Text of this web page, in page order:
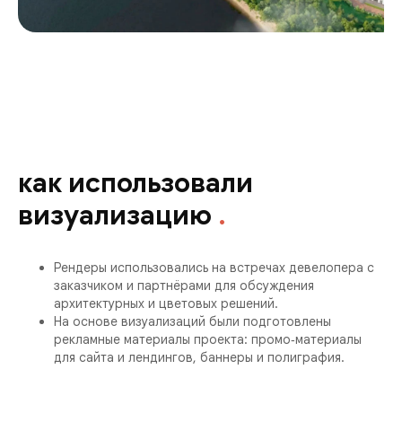
как использовали
визуализацию .
Рендеры использовались на встречах девелопера с
заказчиком и партнёрами для обсуждения
архитектурных и цветовых решений.
На основе визуализаций были подготовлены
рекламные материалы проекта: промо‑материалы
для сайта и лендингов, баннеры и полиграфия.